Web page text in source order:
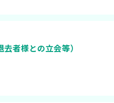
去者様との立会等）